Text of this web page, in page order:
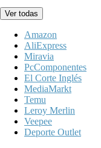
Ver todas
Amazon
AliExpress
Miravia
PcComponentes
El Corte Inglés
MediaMarkt
Temu
Leroy Merlin
Veepee
Deporte Outlet